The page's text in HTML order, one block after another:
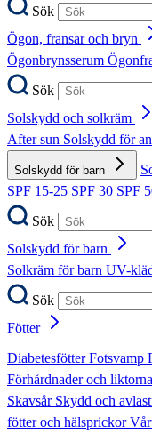
Sök
Ögon, fransar och bryn
Ögonbrynsserum
Sök
Solskydd och solkräm
After sun Solskydd för
Solskydd för barn
SPF 15-25 SPF 30 SPF
Sök
Solskydd för barn
Solkräm för barn UV-
Sök
Fötter
DiabetesfötterFotsvamp
Förhårdnader och
Skavsår Skydd och
fötter och hälsprickor